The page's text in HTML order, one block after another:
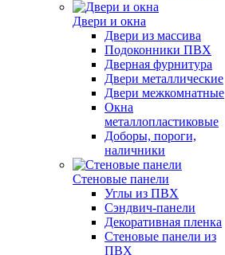
Двери и окна
Двери из массива
Подоконники ПВХ
Дверная фурнитура
Двери металлические
Двери межкомнатные
Окна
металлопластиковые
Доборы, пороги,
наличники
Стеновые панели
Углы из ПВХ
Сэндвич-панели
Декоративная пленка
Стеновые панели из
ПВХ